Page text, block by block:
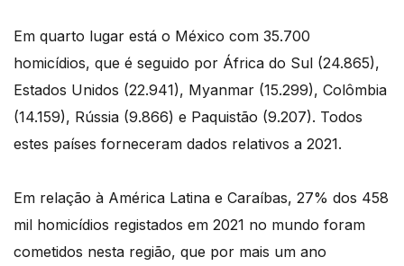
Em quarto lugar está o México com 35.700
homicídios, que é seguido por África do Sul (24.865),
Estados Unidos (22.941), Myanmar (15.299), Colômbia
(14.159), Rússia (9.866) e Paquistão (9.207). Todos
estes países forneceram dados relativos a 2021.
Em relação à América Latina e Caraíbas, 27% dos 458
mil homicídios registados em 2021 no mundo foram
cometidos nesta região, que por mais um ano